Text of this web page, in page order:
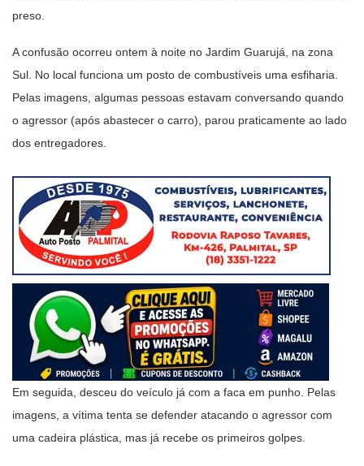
preso.
A confusão ocorreu ontem à noite no Jardim Guarujá, na zona
Sul. No local funciona um posto de combustíveis uma esfiharia.
Pelas imagens, algumas pessoas estavam conversando quando
o agressor (após abastecer o carro), parou praticamente ao lado
dos entregadores.
Em seguida, desceu do veículo já com a faca em punho. Pelas
imagens, a vítima tenta se defender atacando o agressor com
uma cadeira plástica, mas já recebe os primeiros golpes.